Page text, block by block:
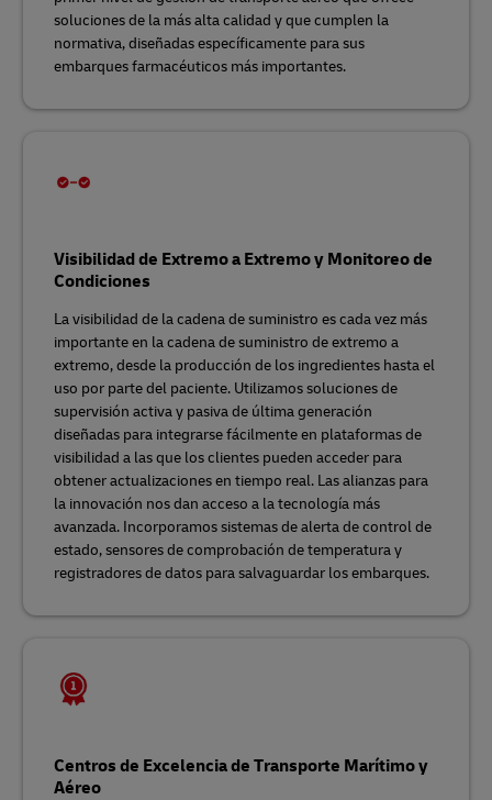
soluciones de la más alta calidad y que cumplen la
normativa, diseñadas específicamente para sus
embarques farmacéuticos más importantes.
Visibilidad de Extremo a Extremo y Monitoreo de
Condiciones
La visibilidad de la cadena de suministro es cada vez más
importante en la cadena de suministro de extremo a
extremo, desde la producción de los ingredientes hasta el
uso por parte del paciente. Utilizamos soluciones de
supervisión activa y pasiva de última generación
diseñadas para integrarse fácilmente en plataformas de
visibilidad a las que los clientes pueden acceder para
obtener actualizaciones en tiempo real. Las alianzas para
la innovación nos dan acceso a la tecnología más
avanzada. Incorporamos sistemas de alerta de control de
estado, sensores de comprobación de temperatura y
registradores de datos para salvaguardar los embarques.
Centros de Excelencia de Transporte Marítimo y
Aéreo